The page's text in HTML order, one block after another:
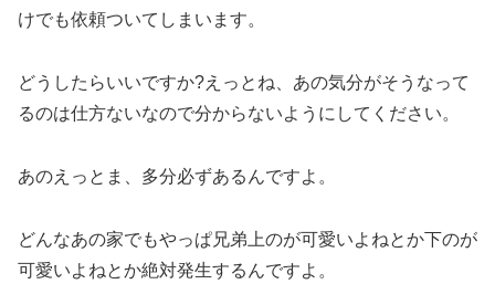
けでも依頼ついてしまいます。
どうしたらいいですか?えっとね、あの気分がそうなって
るのは仕方ないなので分からないようにしてください。
あのえっとま、多分必ずあるんですよ。
どんなあの家でもやっぱ兄弟上のが可愛いよねとか下のが
可愛いよねとか絶対発生するんですよ。